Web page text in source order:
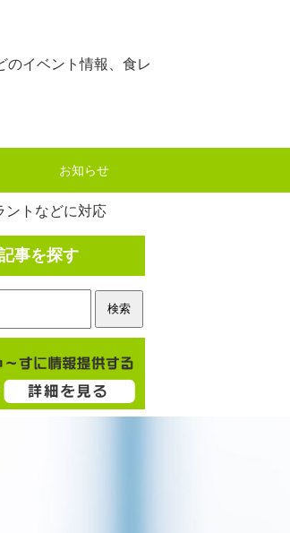
のイベント情報、食レ
お知らせ
ントなどに対応
事を探す